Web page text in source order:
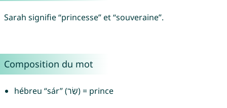
Sarah signifie “princesse” et “souveraine”.
Composition du mot
hébreu “sár” (שַׂר) = prince